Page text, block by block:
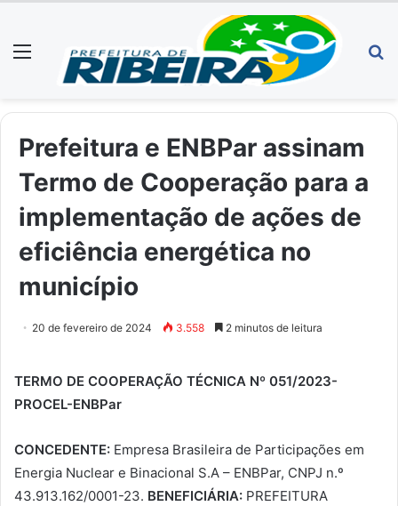
Menu
Prefeitura e ENBPar assinam
Termo de Cooperação para a
implementação de ações de
eficiência energética no
município
20 de fevereiro de 2024 3.558 2 minutos de leitura
TERMO DE COOPERAÇÃO TÉCNICA Nº 051/2023-
PROCEL-ENBPar
CONCEDENTE: Empresa Brasileira de Participações em
Energia Nuclear e Binacional S.A – ENBPar, CNPJ n.º
43.913.162/0001-23. BENEFICIÁRIA: PREFEITURA